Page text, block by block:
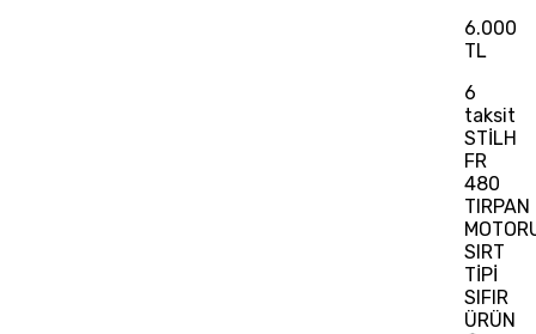
6.000
TL
6
taksit
STİLH
FR
480
TIRPAN
SIRT
TİPİ
SIFIR
ÜRÜN